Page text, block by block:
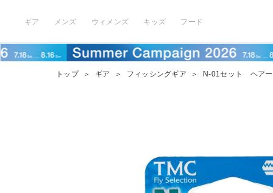
ギア メンズ ウィメンズ キッズ フード
トップ ＞ ギア ＞ フィッシングギア ＞ N-01セット ヘア